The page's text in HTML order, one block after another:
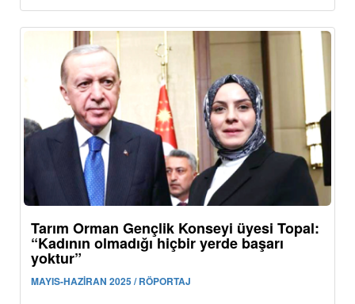
Tarım Orman Gençlik Konseyi üyesi Topal:
“Kadının olmadığı hiçbir yerde başarı
yoktur”
MAYIS-HAZİRAN 2025 / RÖPORTAJ